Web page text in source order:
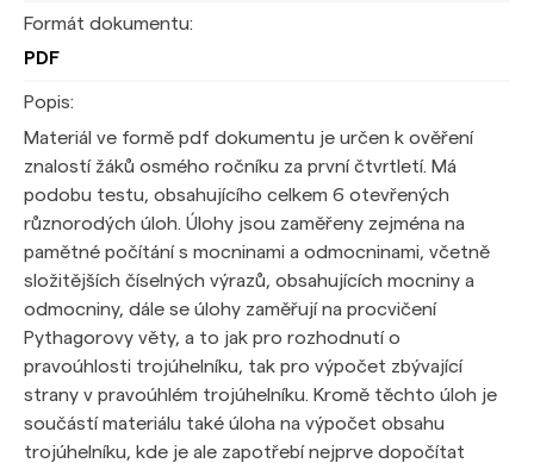
Formát dokumentu:
PDF
Popis:
Materiál ve formě pdf dokumentu je určen k ověření
znalostí žáků osmého ročníku za první čtvrtletí. Má
podobu testu, obsahujícího celkem 6 otevřených
různorodých úloh. Úlohy jsou zaměřeny zejména na
pamětné počítání s mocninami a odmocninami, včetně
složitějších číselných výrazů, obsahujících mocniny a
odmocniny, dále se úlohy zaměřují na procvičení
Pythagorovy věty, a to jak pro rozhodnutí o
pravoúhlosti trojúhelníku, tak pro výpočet zbývající
strany v pravoúhlém trojúhelníku. Kromě těchto úloh je
součástí materiálu také úloha na výpočet obsahu
trojúhelníku, kde je ale zapotřebí nejprve dopočítat